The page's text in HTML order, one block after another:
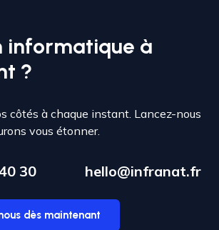
informatique à
?
côtés à chaque instant. Lancez-nous
vous étonner.
30 hello@infranat.fr
dès maintenant